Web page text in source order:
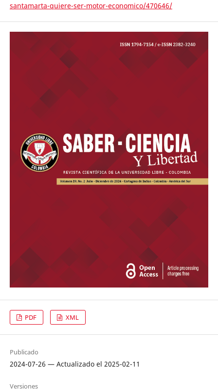
santamarta-quiere-ser-motor-economico/470646/
PDF XML
Publicado
2024-07-26 — Actualizado el 2025-02-11
Versiones